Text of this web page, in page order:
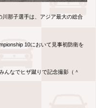
川那子選手は、アジア最大の総合
10において見事初防衛を
んなでヒザ蹴りで記念撮影（＾